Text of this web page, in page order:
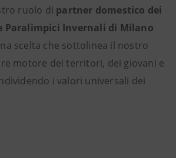
ruolo di partner domestico dei
Paralimpici Invernali di Milano
scelta che sottolinea il nostro
motore dei territori, dei giovani e
i valori universali dei